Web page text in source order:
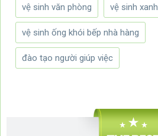
vệ sinh văn phòng vệ sinh xanh
vệ sinh ống khói bếp nhà hàng
đào tạo người giúp việc